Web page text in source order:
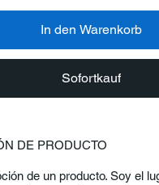
In den Warenkorb
Sofortkauf
DE PRODUCTO
de un producto. Soy el